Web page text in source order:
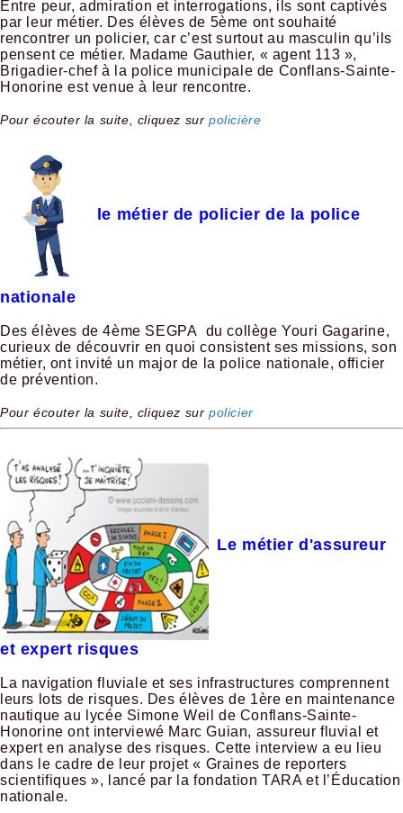
Entre peur, admiration et interrogations, ils sont captivés
par leur métier. Des élèves de 5ème ont souhaité
rencontrer un policier, car c’est surtout au masculin qu’ils
pensent ce métier. Madame Gauthier, « agent 113 »,
Brigadier-chef à la police municipale de Conflans-Sainte-
Honorine est venue à leur rencontre.
Pour écouter la suite, cliquez surpolicière
le métier de policier de la police
nationale
Des élèves de 4ème SEGPA du collège Youri Gagarine,
curieux de découvrir en quoi consistent ses missions, son
métier, ont invité un major de la police nationale, officier
de prévention.
Pour écouter la suite, cliquez surpolicier
Le métier d'assureur
et expert risques
La navigation fluviale et ses infrastructures comprennent
leurs lots de risques. Des élèves de 1ère en maintenance
nautique au lycée Simone Weil de Conflans-Sainte-
Honorine ont interviewé Marc Guian, assureur fluvial et
expert en analyse des risques. Cette interview a eu lieu
dans le cadre de leur projet « Graines de reporters
scientifiques », lancé par la fondation TARA et l’Éducation
nationale.